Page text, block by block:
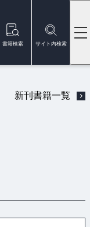
書籍検索 サイト内検索
新刊書籍一覧